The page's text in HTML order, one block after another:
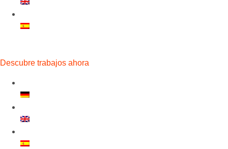
Descubre trabajos ahora